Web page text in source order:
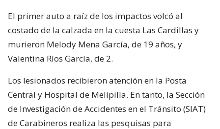
El primer auto a raíz de los impactos volcó al
costado de la calzada en la cuesta Las Cardillas y
murieron Melody Mena García, de 19 años, y
Valentina Ríos García, de 2.
Los lesionados recibieron atención en la Posta
Central y Hospital de Melipilla. En tanto, la Sección
de Investigación de Accidentes en el Tránsito (SIAT)
de Carabineros realiza las pesquisas para